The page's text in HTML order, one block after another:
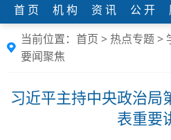
首 页 机 构 资 讯 公 开
当前位置： 首页 > 热点专题>
要闻聚焦
习近平主持中央政治局
表重要